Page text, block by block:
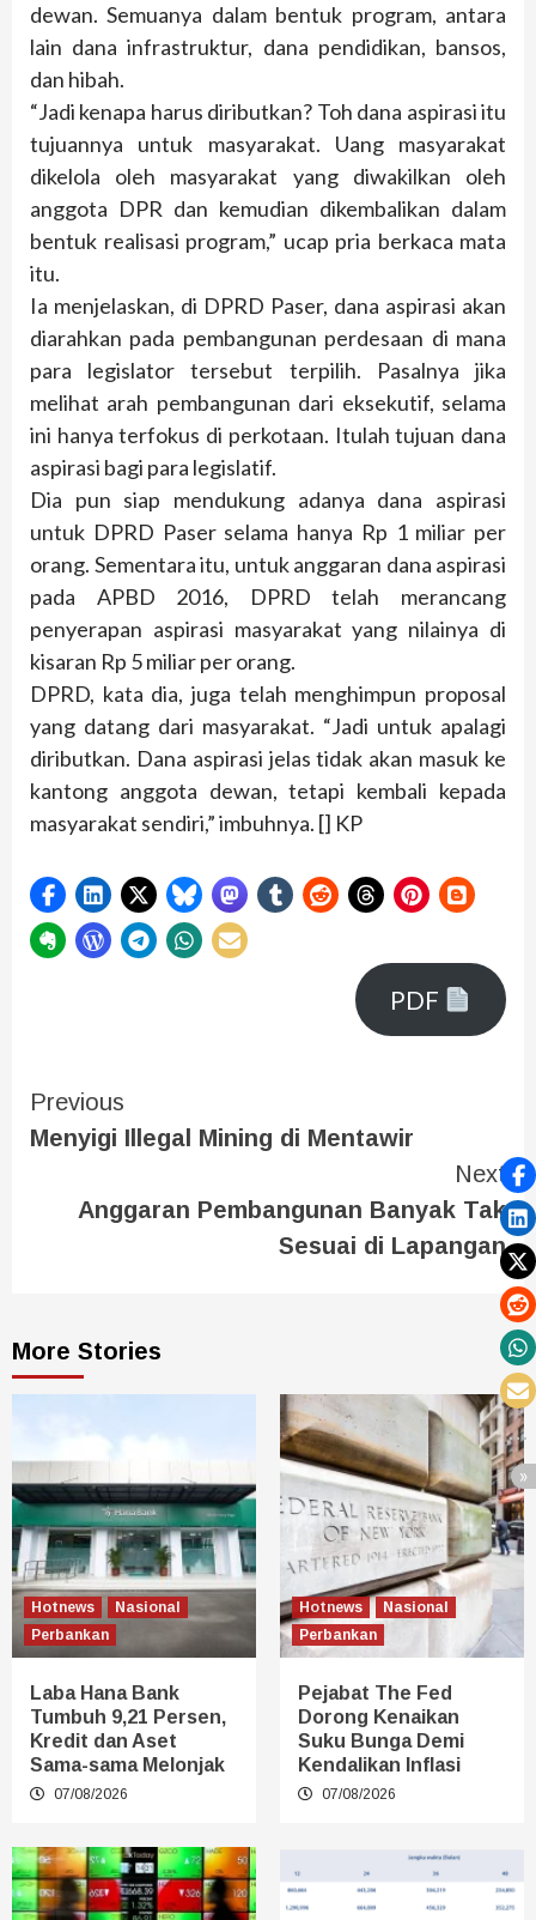
dewan. Semuanya dalam bentuk program, antara
lain dana infrastruktur, dana pendidikan, bansos,
dan hibah.
“Jadi kenapa harus diributkan? Toh dana aspirasi itu
tujuannya untuk masyarakat. Uang masyarakat
dikelola oleh masyarakat yang diwakilkan oleh
anggota DPR dan kemudian dikembalikan dalam
bentuk realisasi program,” ucap pria berkaca mata
itu.
Ia menjelaskan, di DPRD Paser, dana aspirasi akan
diarahkan pada pembangunan perdesaan di mana
para legislator tersebut terpilih. Pasalnya jika
melihat arah pembangunan dari eksekutif, selama
ini hanya terfokus di perkotaan. Itulah tujuan dana
aspirasi bagi para legislatif.
Dia pun siap mendukung adanya dana aspirasi
untuk DPRD Paser selama hanya Rp 1 miliar per
orang. Sementara itu, untuk anggaran dana aspirasi
pada APBD 2016, DPRD telah merancang
penyerapan aspirasi masyarakat yang nilainya di
kisaran Rp 5 miliar per orang.
DPRD, kata dia, juga telah menghimpun proposal
yang datang dari masyarakat. “Jadi untuk apalagi
diributkan. Dana aspirasi jelas tidak akan masuk ke
kantong anggota dewan, tetapi kembali kepada
masyarakat sendiri,” imbuhnya. [] KP
PDF
Previous
Menyigi Illegal Mining di Mentawir
Next
Anggaran Pembangunan Banyak Tak
Sesuai di Lapangan
More Stories
Hotnews
Nasional
Perbankan
Laba Hana Bank
Tumbuh 9,21 Persen,
Kredit dan Aset
Sama-sama Melonjak
07/08/2026
Hotnews
Nasional
Perbankan
Pejabat The Fed
Dorong Kenaikan
Suku Bunga Demi
Kendalikan Inflasi
07/08/2026